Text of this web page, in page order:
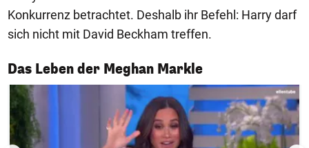
Konkurrenz betrachtet. Deshalb ihr Befehl: Harry darf
sich nicht mit David Beckham treffen.
Das Leben der Meghan Markle
1/14